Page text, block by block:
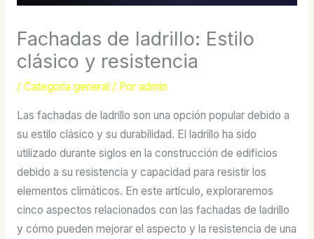
Fachadas de ladrillo: Estilo
clásico y resistencia
/ Categoría general/ Por admin
Las fachadas de ladrillo son una opción popular debido a
su estilo clásico y su durabilidad. El ladrillo ha sido
utilizado durante siglos en la construcción de edificios
debido a su resistencia y capacidad para resistir los
elementos climáticos. En este artículo, exploraremos
cinco aspectos relacionados con las fachadas de ladrillo
y cómo pueden mejorar el aspecto y la resistencia de una